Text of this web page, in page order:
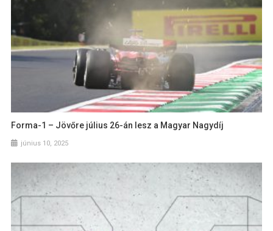
Forma-1 – Jövőre július 26-án lesz a Magyar Nagydíj
június 10, 2025